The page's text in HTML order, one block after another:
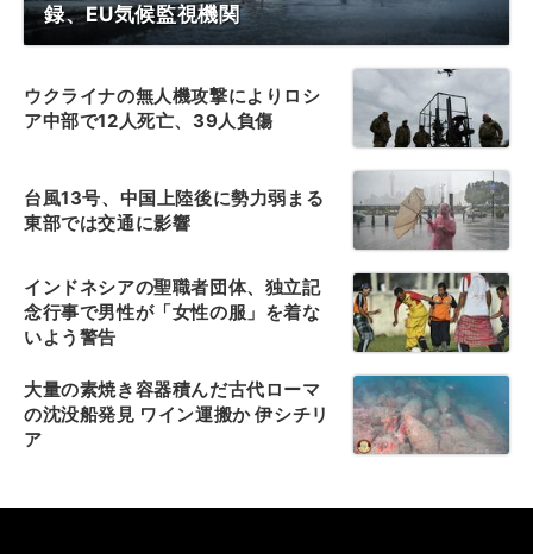
録、EU気候監視機関
ウクライナの無人機攻撃によりロシ
ア中部で12人死亡、39人負傷
台風13号、中国上陸後に勢力弱まる
東部では交通に影響
インドネシアの聖職者団体、独立記
念行事で男性が「女性の服」を着な
いよう警告
大量の素焼き容器積んだ古代ローマ
の沈没船発見 ワイン運搬か 伊シチリ
ア